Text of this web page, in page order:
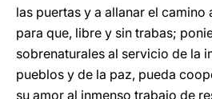
las puertas y a allanar el camino
para que, libre y sin trabas;
sobrenaturales al servicio de la
pueblos y de la paz, pueda
su amor al inmenso trabajo de